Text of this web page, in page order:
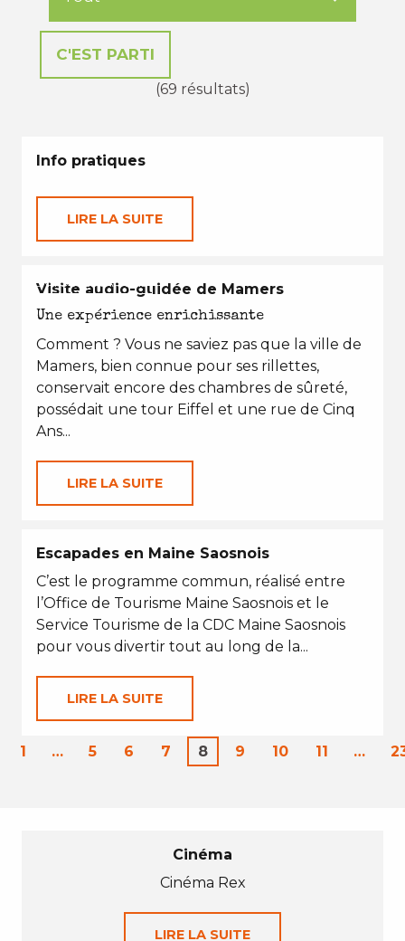
(69 résultats)
Info pratiques
LIRE LA SUITE
EN TOUTES SAISONS
Visite audio-guidée de Mamers
Une expérience enrichissante
Comment ? Vous ne saviez pas que la ville de
Mamers, bien connue pour ses rillettes,
conservait encore des chambres de sûreté,
possédait une tour Eiffel et une rue de Cinq
Ans...
LIRE LA SUITE
Escapades en Maine Saosnois
C’est le programme commun, réalisé entre
l’Office de Tourisme Maine Saosnois et le
Service Tourisme de la CDC Maine Saosnois
pour vous divertir tout au long de la...
LIRE LA SUITE
1 … 5 6 7 8 9 10 11 …
Cinéma
Cinéma Rex
LIRE LA SUITE